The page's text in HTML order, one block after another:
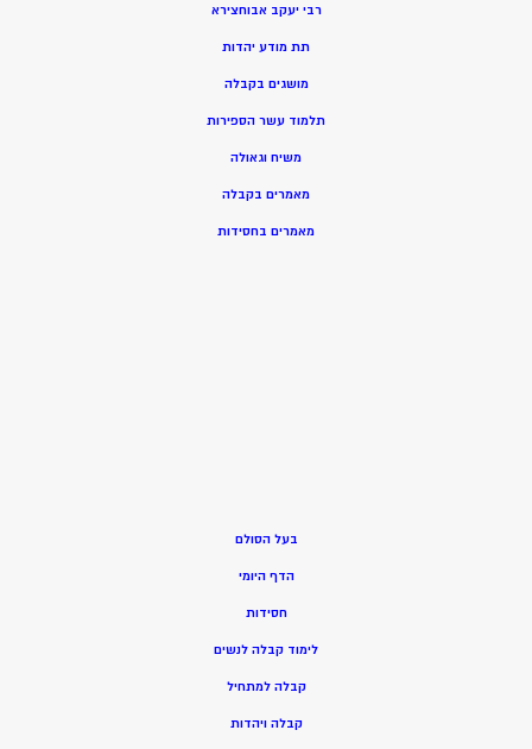
רבי יעקב אבוחצירא
תת מודע יהדות
מושגים בקבלה
תלמוד עשר הספירות
משיח וגאולה
מאמרים בקבלה
מאמרים בחסידות
בעל הסולם
הדף היומי
חסידות
לימוד קבלה לנשים
קבלה למתחיל
קבלה ויהדות